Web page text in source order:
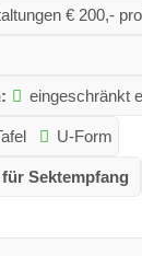
€ 200,-
eingeschränkt
U-Form
Sektempfang